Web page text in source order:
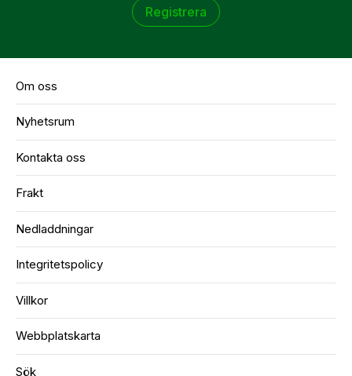
Registrera
Om oss
Nyhetsrum
Kontakta oss
Frakt
Nedladdningar
Integritetspolicy
Villkor
Webbplatskarta
Sök